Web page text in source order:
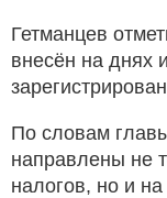
Гетманцев
внесён на днях
По словам
направлены не
налогов, но и